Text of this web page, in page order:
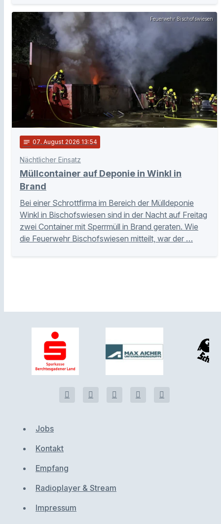
Feuerwehr Bischofswiesen
notes 07. August 2026 13:54
Nächtlicher Einsatz
Müllcontainer auf Deponie in Winkl in
Brand
Bei einer Schrottfirma im Bereich der Mülldeponie
Winkl in Bischofswiesen sind in der Nacht auf Freitag
zwei Container mit Sperrmüll in Brand geraten. Wie
die Feuerwehr Bischofswiesen mitteilt, war der …
Jobs
Kontakt
Empfang
Radioplayer & Stream
Impressum